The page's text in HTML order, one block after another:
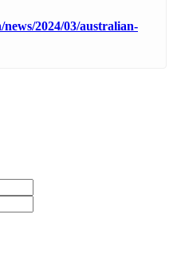
news/2024/03/australian-